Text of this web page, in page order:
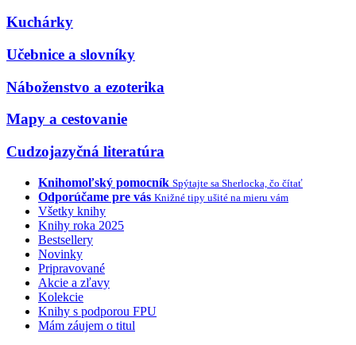
Kuchárky
Učebnice a slovníky
Náboženstvo a ezoterika
Mapy a cestovanie
Cudzojazyčná literatúra
Knihomoľský pomocník Spýtajte sa Sherlocka, čo čítať
Odporúčame pre vás Knižné tipy ušité na mieru vám
Všetky knihy
Knihy roka 2025
Bestsellery
Novinky
Pripravované
Akcie a zľavy
Kolekcie
Knihy s podporou FPU
Mám záujem o titul